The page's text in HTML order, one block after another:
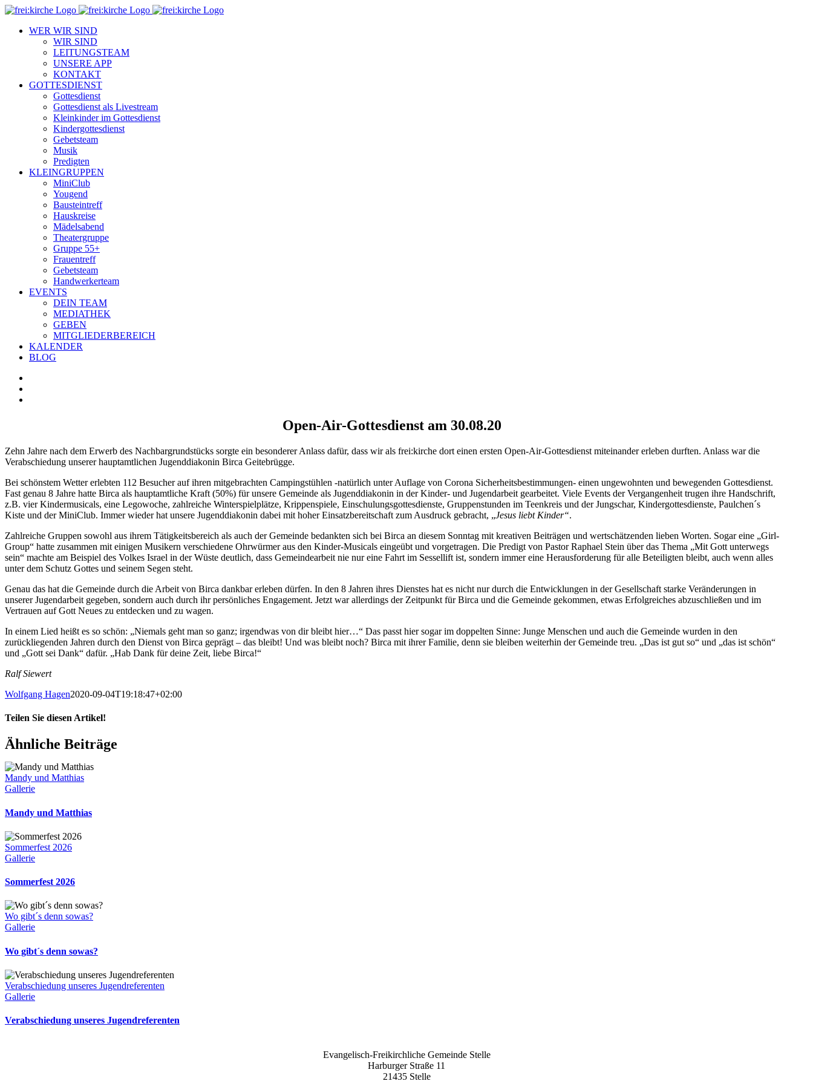
Zum
springenWER WIR SIND
WIR SIND
LEITUNGSTEAM
UNSERE APP
KONTAKT
GOTTESDIENST
Gottesdienst
Gottesdienst als Livestream
Kleinkinder im Gottesdienst
Kindergottesdienst
Gebetsteam
Musik
Predigten
KLEINGRUPPEN
MiniClub
Yougend
Bausteintreff
Hauskreise
Mädelsabend
Theatergruppe
Gruppe 55+
Frauentreff
Gebetsteam
Handwerkerteam
EVENTS
DEIN TEAM
MEDIATHEK
GEBEN
MITGLIEDERBEREICH
KALENDER
BLOG
Open-Air-Gottesdienst am 30.08.20
Zehn Jahre nach dem Erwerb des Nachbargrundstücks sorgte ein besonderer Anlass dafür, dass wir als frei:kirche dort einen ersten Open-Air-Gottesdienst miteinander erleben durften. Anlass war die
Verabschiedung unserer hauptamtlichen Jugenddiakonin Birca Geitebrügge.
Bei schönstem Wetter erlebten 112 Besucher auf ihren mitgebrachten Campingstühlen -natürlich unter Auflage von Corona Sicherheitsbestimmungen- einen ungewohnten und bewegenden Gottesdienst.
Fast genau 8 Jahre hatte Birca als hauptamtliche Kraft (50%) für unsere Gemeinde als Jugenddiakonin in der Kinder- und Jugendarbeit gearbeitet. Viele Events der Vergangenheit trugen ihre Handschrift,
z.B. vier Kindermusicals, eine Legowoche, zahlreiche Winterspielplätze, Krippenspiele, Einschulungsgottesdienste, Gruppenstunden im Teenkreis und der Jungschar, Kindergottesdienste, Paulchen´s
Kiste und der MiniClub. Immer wieder hat unsere Jugenddiakonin dabei mit hoher Einsatzbereitschaft zum Ausdruck gebracht, „Jesus liebt Kinder“.
Zahlreiche Gruppen sowohl aus ihrem Tätigkeitsbereich als auch der Gemeinde bedankten sich bei Birca an diesem Sonntag mit kreativen Beiträgen und wertschätzenden lieben Worten. Sogar eine „Girl-
Group“ hatte zusammen mit einigen Musikern verschiedene Ohrwürmer aus den Kinder-Musicals eingeübt und vorgetragen. Die Predigt von Pastor Raphael Stein über das Thema „Mit Gott unterwegs
sein“ machte am Beispiel des Volkes Israel in der Wüste deutlich, dass Gemeindearbeit nie nur eine Fahrt im Sessellift ist, sondern immer eine Herausforderung für alle Beteiligten bleibt, auch wenn alles
unter dem Schutz Gottes und seinem Segen steht.
Genau das hat die Gemeinde durch die Arbeit von Birca dankbar erleben dürfen. In den 8 Jahren ihres Dienstes hat es nicht nur durch die Entwicklungen in der Gesellschaft starke Veränderungen in
unserer Jugendarbeit gegeben, sondern auch durch ihr persönliches Engagement. Jetzt war allerdings der Zeitpunkt für Birca und die Gemeinde gekommen, etwas Erfolgreiches abzuschließen und im
Vertrauen auf Gott Neues zu entdecken und zu wagen.
In einem Lied heißt es so schön: „Niemals geht man so ganz; irgendwas von dir bleibt hier…“ Das passt hier sogar im doppelten Sinne: Junge Menschen und auch die Gemeinde wurden in den
zurückliegenden Jahren durch den Dienst von Birca geprägt – das bleibt! Und was bleibt noch? Birca mit ihrer Familie, denn sie bleiben weiterhin der Gemeinde treu. „Das ist gut so“ und „das ist schön“
und „Gott sei Dank“ dafür. „Hab Dank für deine Zeit, liebe Birca!“
Ralf Siewert
Wolfgang Hagen2020-09-04T19:18:47+02:00
Teilen Sie diesen Artikel!
Facebook
X
Bluesky
Reddit
LinkedIn
WhatsApp
Telegram
Tumblr
Pinterest
Xing
E-
Mail
Ähnliche Beiträge
Mandy und Matthias
Gallerie
Mandy und Matthias
Sommerfest 2026
Gallerie
Sommerfest 2026
Wo gibt´s denn sowas?
Gallerie
Wo gibt´s denn sowas?
Verabschiedung unseres Jugendreferenten
Gallerie
Verabschiedung unseres Jugendreferenten
Evangelisch-Freikirchliche Gemeinde Stelle
Harburger Straße 11
21435 Stelle